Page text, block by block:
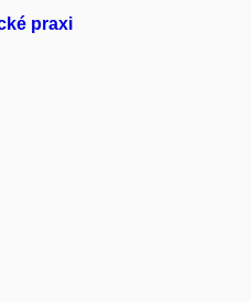
praxi